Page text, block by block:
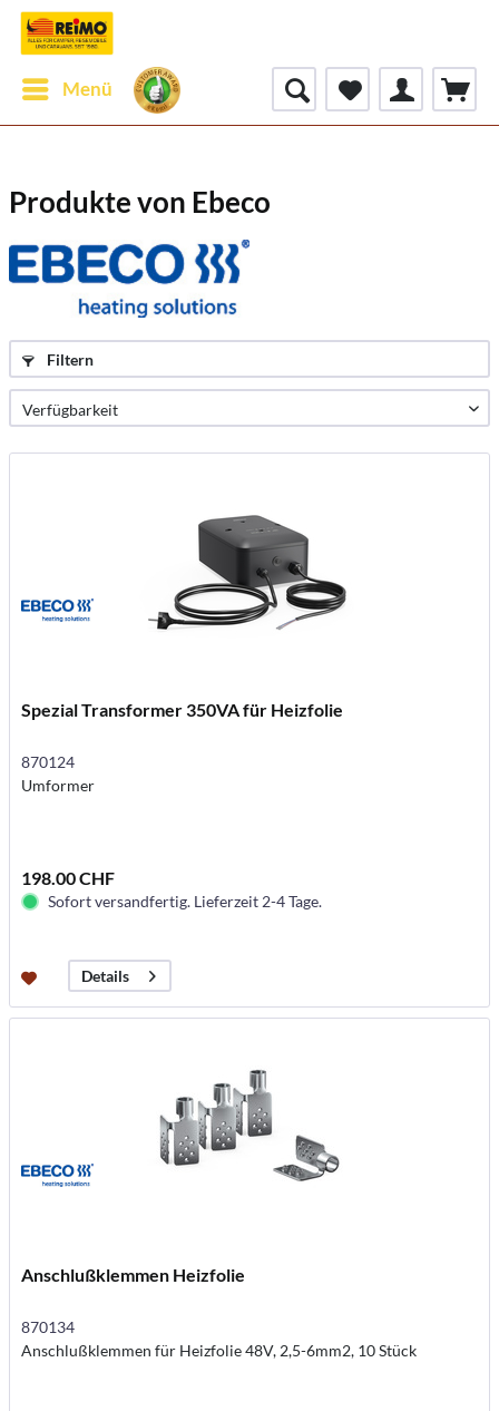
Menü
Produkte von Ebeco
Filtern
Spezial Transformer 350VA für Heizfolie
870124
Umformer
198.00 CHF
Sofort versandfertig. Lieferzeit 2-4 Tage.
Details
Anschlußklemmen Heizfolie
870134
Anschlußklemmen für Heizfolie 48V, 2,5-6mm2, 10 Stück